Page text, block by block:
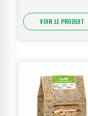
VOIR LE PRODUIT